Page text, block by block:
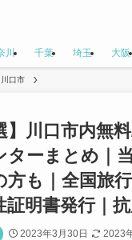
川 千葉 埼玉 大阪
川口市
】川口市内無
ターまとめ｜
方も｜全国旅
証明書発行｜
2023年3月30日 2023